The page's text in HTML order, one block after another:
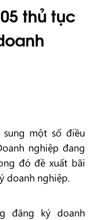
thủ tục
một số điều
nghiệp đang
đó đề xuất bãi
doanh nghiệp.
đăng ký doanh